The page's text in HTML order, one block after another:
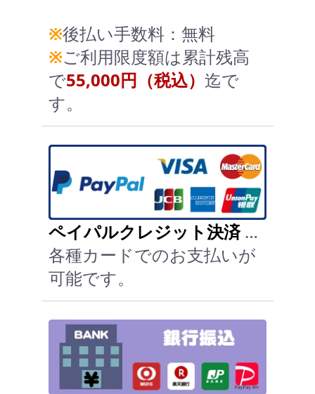
※後払い手数料：無料
※ご利用限度額は累計残高
で55,000円（税込） 迄で
す。
ペイパルクレジット決済…
各種カードでのお支払いが
可能です。